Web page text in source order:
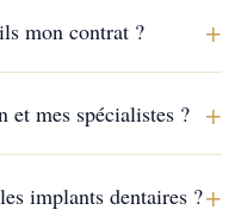
mon contrat ? +
et mes spécialistes ? +
implants dentaires ?+